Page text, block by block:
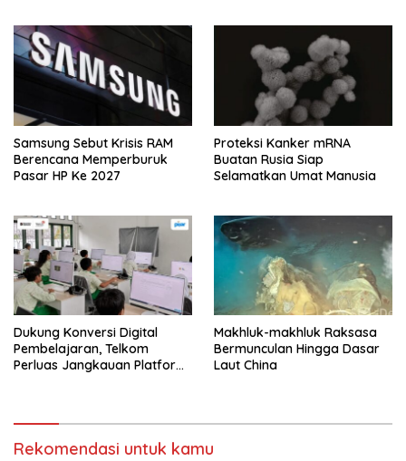
Samsung Sebut Krisis RAM
Berencana Memperburuk
Pasar HP Ke 2027
Proteksi Kanker mRNA
Buatan Rusia Siap
Selamatkan Umat Manusia
Dukung Konversi Digital
Pembelajaran, Telkom
Perluas Jangkauan Platform
Makhluk-makhluk Raksasa
Bermunculan Hingga Dasar
Laut China
Rekomendasi untuk kamu